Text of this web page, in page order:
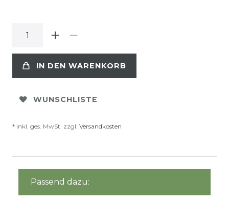
IN DEN WARENKORB
WUNSCHLISTE
* inkl. ges. MwSt. zzgl. Versandkosten
Passend dazu: